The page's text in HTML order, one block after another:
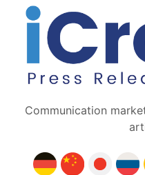
Communication